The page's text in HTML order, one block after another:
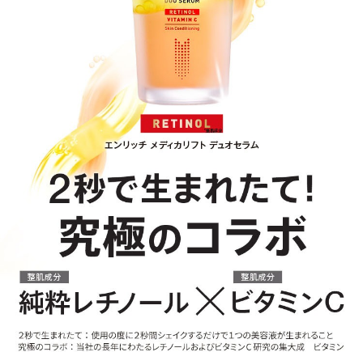
美容液
UVケア マスク
商品カテゴリーから探す TOP
プロダクトラインから探す
エンリッチ
センシティブライン
モイスチャーライン
ブライトニングライン
プロダクトライン TOP